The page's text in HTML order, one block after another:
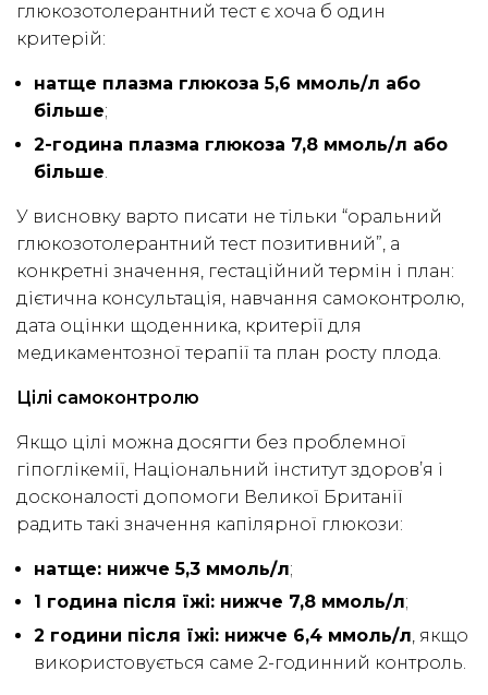
глюкозотолерантний тест є хоча б один
критерій:
натще плазма глюкоза 5,6 ммоль/л або
більше;
2-година плазма глюкоза 7,8 ммоль/л або
більше.
У висновку варто писати не тільки “оральний
глюкозотолерантний тест позитивний”, а
конкретні значення, гестаційний термін і план:
дієтична консультація, навчання самоконтролю,
дата оцінки щоденника, критерії для
медикаментозної терапії та план росту плода.
Цілі самоконтролю
Якщо цілі можна досягти без проблемної
гіпоглікемії, Національний інститут здоров’я і
досконалості допомоги Великої Британії
радить такі значення капілярної глюкози:
натще: нижче 5,3 ммоль/л;
1 година після їжі: нижче 7,8 ммоль/л;
2 години після їжі: нижче 6,4 ммоль/л, якщо
використовується саме 2-годинний контроль.